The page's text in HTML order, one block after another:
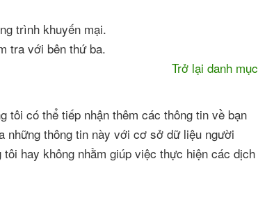
trình khuyến mại.
tra với bên thứ ba.
Trở lại danh mục
tôi có thể tiếp nhận thêm các thông tin về bạn
những thông tin này với cơ sở dữ liệu người
hay không nhằm giúp việc thực hiện các dịch